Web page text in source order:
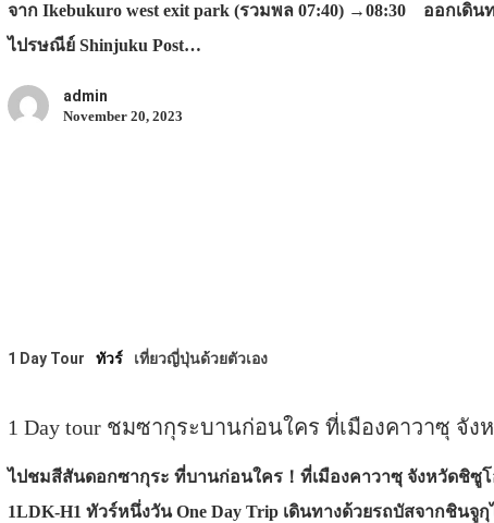
จาก Ikebukuro west exit park (รวมพล 07:40) →08:30 ออกเดิ
ไปรษณีย์ Shinjuku Post…
admin
November 20, 2023
1 Day Tour ทัวร์ เที่ยวญี่ปุ่นด้วยตัวเอง
1 Day tour ชมซากุระบานก่อนใคร ที่เมืองคาวาซุ จัง
ไปชมสีสันดอกซากุระ ที่บานก่อนใคร！ที่เมืองคาวาซุ จังหวัดชิซูโ
1LDK-H1 ทัวร์หนึ่งวัน One Day Trip เดินทางด้วยรถบัสจากชินจู